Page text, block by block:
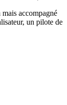
accompagné
un pilote de